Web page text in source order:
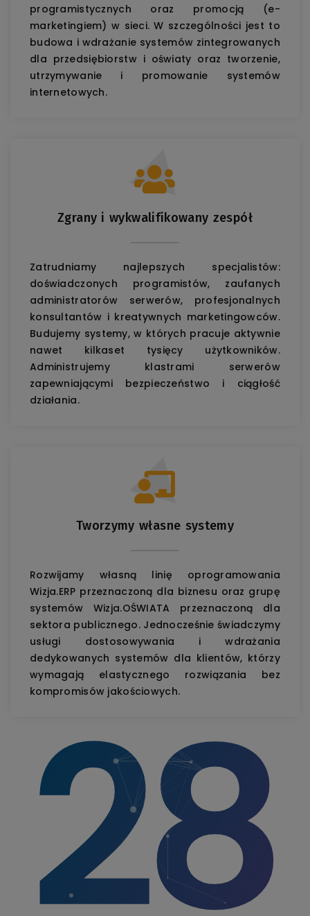
programistycznych oraz promocją (e-
marketingiem) w sieci. W szczególności jest to
budowa i wdrażanie systemów zintegrowanych
dla przedsiębiorstw i oświaty oraz tworzenie,
utrzymywanie i promowanie systemów
internetowych.
Zgrany i wykwalifikowany zespół
Zatrudniamy najlepszych specjalistów:
doświadczonych programistów, zaufanych
administratorów serwerów, profesjonalnych
konsultantów i kreatywnych marketingowców.
Budujemy systemy, w których pracuje aktywnie
nawet kilkaset tysięcy użytkowników.
Administrujemy klastrami serwerów
zapewniającymi bezpieczeństwo i ciągłość
działania.
Tworzymy własne systemy
Rozwijamy własną linię oprogramowania
Wizja.ERP przeznaczoną dla biznesu oraz grupę
systemów Wizja.OŚWIATA przeznaczoną dla
sektora publicznego. Jednocześnie świadczymy
usługi dostosowywania i wdrażania
dedykowanych systemów dla klientów, którzy
wymagają elastycznego rozwiązania bez
kompromisów jakościowych.
28